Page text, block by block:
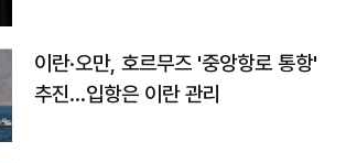
이란·오만, 호르무즈 '중앙항로 통항'
추진…입항은 이란 관리